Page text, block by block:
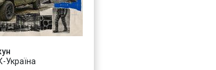
Україна